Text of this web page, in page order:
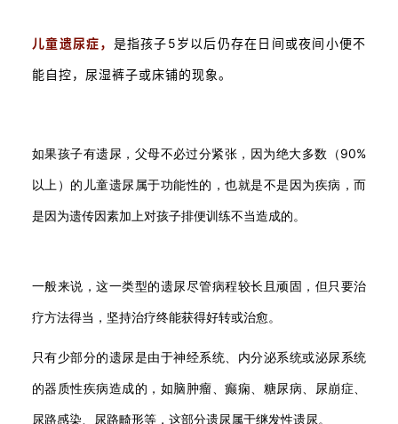
儿童遗尿症， 是指孩子5岁以后仍存在日间或夜间小便不
能自控，尿湿裤子或床铺的现象。
如果孩子有遗尿，父母不必过分紧张，因为绝大多数（90%
以上）的儿童遗尿属于功能性的，也就是不是因为疾病，而
是因为遗传因素加上对孩子排便训练不当造成的。
一般来说，这一类型的遗尿尽管病程较长且顽固，但只要治
疗方法得当，坚持治疗终能获得好转或治愈。
只有少部分的遗尿是由于神经系统、内分泌系统或泌尿系统
的器质性疾病造成的，如脑肿瘤、癫痫、糖尿病、尿崩症、
尿路感染、尿路畸形等，这部分遗尿属于继发性遗尿。